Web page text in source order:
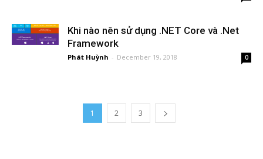
Khi nào nên sử dụng .NET Core và .Net
Framework
Phát Huỳnh - December 19, 2018 0
1 2 3